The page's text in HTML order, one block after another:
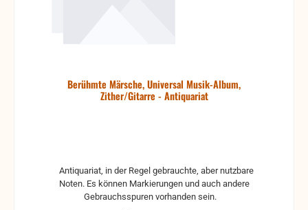
Berühmte Märsche, Universal Musik-Album,
Zither/Gitarre - Antiquariat
Noten. Es können Markierungen und auch andere